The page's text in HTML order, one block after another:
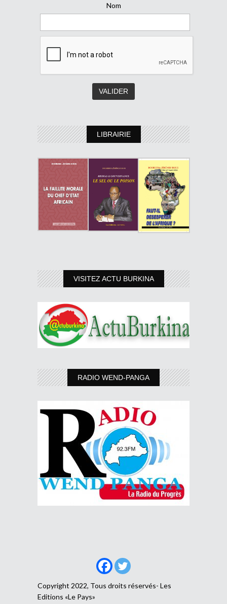
Nom
LIBRAIRIE
VISITEZ ACTU BURKINA
RADIO WEND-PANGA
Copyright 2022, Tous droits réservés- Les
Editions «Le Pays»